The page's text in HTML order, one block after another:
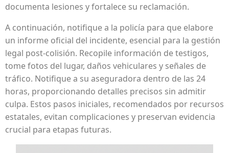
documenta lesiones y fortalece su reclamación.
A continuación, notifique a la policía para que elabore
un informe oficial del incidente, esencial para la gestión
legal post-colisión. Recopile información de testigos,
tome fotos del lugar, daños vehiculares y señales de
tráfico. Notifique a su aseguradora dentro de las 24
horas, proporcionando detalles precisos sin admitir
culpa. Estos pasos iniciales, recomendados por recursos
estatales, evitan complicaciones y preservan evidencia
crucial para etapas futuras.